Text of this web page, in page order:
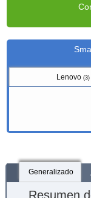
Lenovo (3)
Generalizado
Resumen